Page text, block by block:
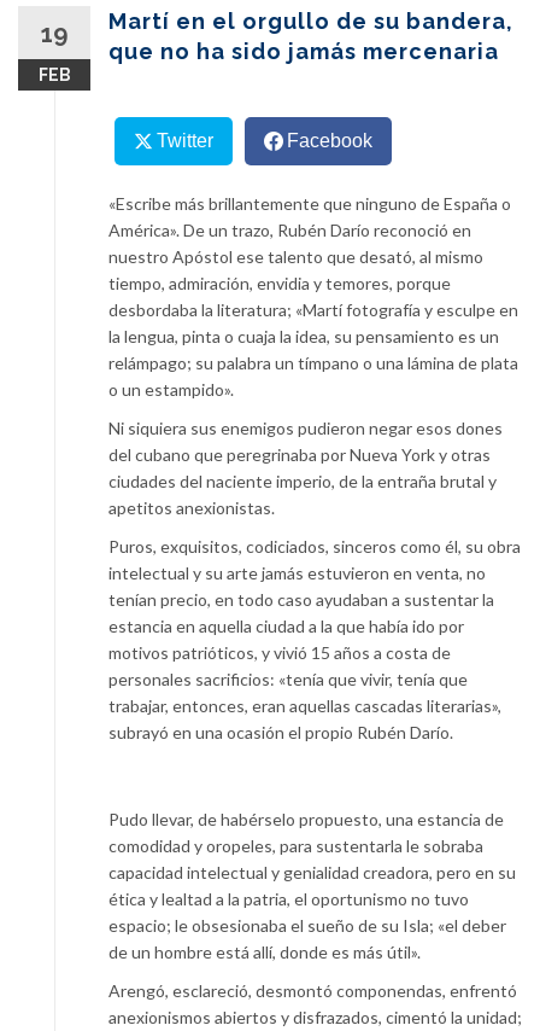
19
FEB
Martí en el orgullo de su bandera,
que no ha sido jamás mercenaria
Twitter Facebook
«Escribe más brillantemente que ninguno de España o
América». De un trazo, Rubén Darío reconoció en
nuestro Apóstol ese talento que desató, al mismo
tiempo, admiración, envidia y temores, porque
desbordaba la literatura; «Martí fotografía y esculpe en
la lengua, pinta o cuaja la idea, su pensamiento es un
relámpago; su palabra un tímpano o una lámina de plata
o un estampido».
Ni siquiera sus enemigos pudieron negar esos dones
del cubano que peregrinaba por Nueva York y otras
ciudades del naciente imperio, de la entraña brutal y
apetitos anexionistas.
Puros, exquisitos, codiciados, sinceros como él, su obra
intelectual y su arte jamás estuvieron en venta, no
tenían precio, en todo caso ayudaban a sustentar la
estancia en aquella ciudad a la que había ido por
motivos patrióticos, y vivió 15 años a costa de
personales sacrificios: «tenía que vivir, tenía que
trabajar, entonces, eran aquellas cascadas literarias»,
subrayó en una ocasión el propio Rubén Darío.
Pudo llevar, de habérselo propuesto, una estancia de
comodidad y oropeles, para sustentarla le sobraba
capacidad intelectual y genialidad creadora, pero en su
ética y lealtad a la patria, el oportunismo no tuvo
espacio; le obsesionaba el sueño de su Isla; «el deber
de un hombre está allí, donde es más útil».
Arengó, esclareció, desmontó componendas, enfrentó
anexionismos abiertos y disfrazados, cimentó la unidad;